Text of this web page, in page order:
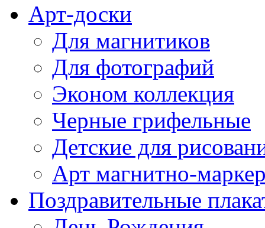
Арт-доски
Для магнитиков
Для фотографий
Эконом коллекция
Черные грифельные
Детские для
Арт магнитно-
Поздравительные